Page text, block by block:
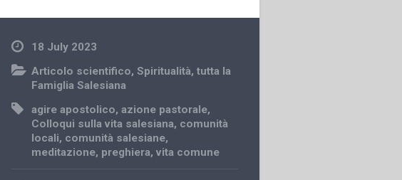
18 July 2023
Articolo scientifico,Spiritualità,tutta la
Famiglia Salesiana
agire apostolico,azione pastorale,
Colloqui sulla vita salesiana, comunità
locali, comunità salesiane,
meditazione, preghiera,vita comune